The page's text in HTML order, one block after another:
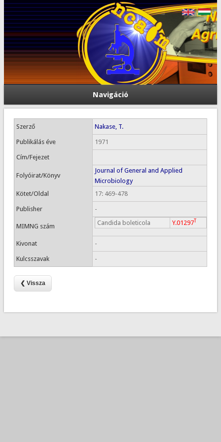
Navigáció
Szerző Nakase, T.
Publikálás éve 1971
Cím/Fejezet
Folyóirat/Könyv
Journal of General and Applied
Microbiology
Kötet/Oldal
17: 469-478
Publisher -
MIMNG szám Candida boleticola Y.01297T
Kivonat -
Kulcsszavak -